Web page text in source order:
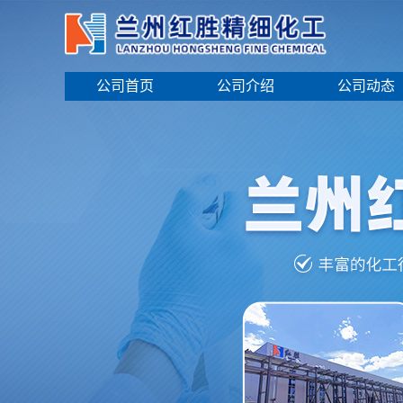
公司首页 公司介绍 公司动态